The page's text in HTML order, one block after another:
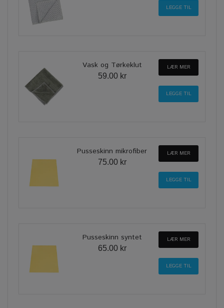
Vask og Tørkeklut
59.00 kr
LÆR MER
Pusseskinn mikrofiber
75.00 kr
LÆR MER
Pusseskinn syntet
65.00 kr
LÆR MER